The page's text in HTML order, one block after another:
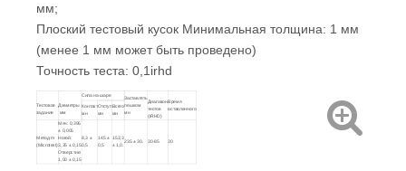
мм;
Плоский тестовый кусок Минимальная толщина: 1 мм
(менее 1 мм может быть проведено)
Точность теста: 0,1irhd
Тестовое
задание
Диаметры
мм
Сила на шаре Заставлять
пешком
мн
Диапазон
тестов
(IRHD)
Время
оставленного
Контакт
мн
Отступ
мн
Всего
мн
Метод m
(Microtest)
Мяч: 0,395
± 0,005
Ногой:
3,35 ± 0,15
Отверстие:
1,00 ± 0,15
8,3 ±
0,5
145 ±
0,5
153,3
± 1,0.
235 ± 30. 30-85 30